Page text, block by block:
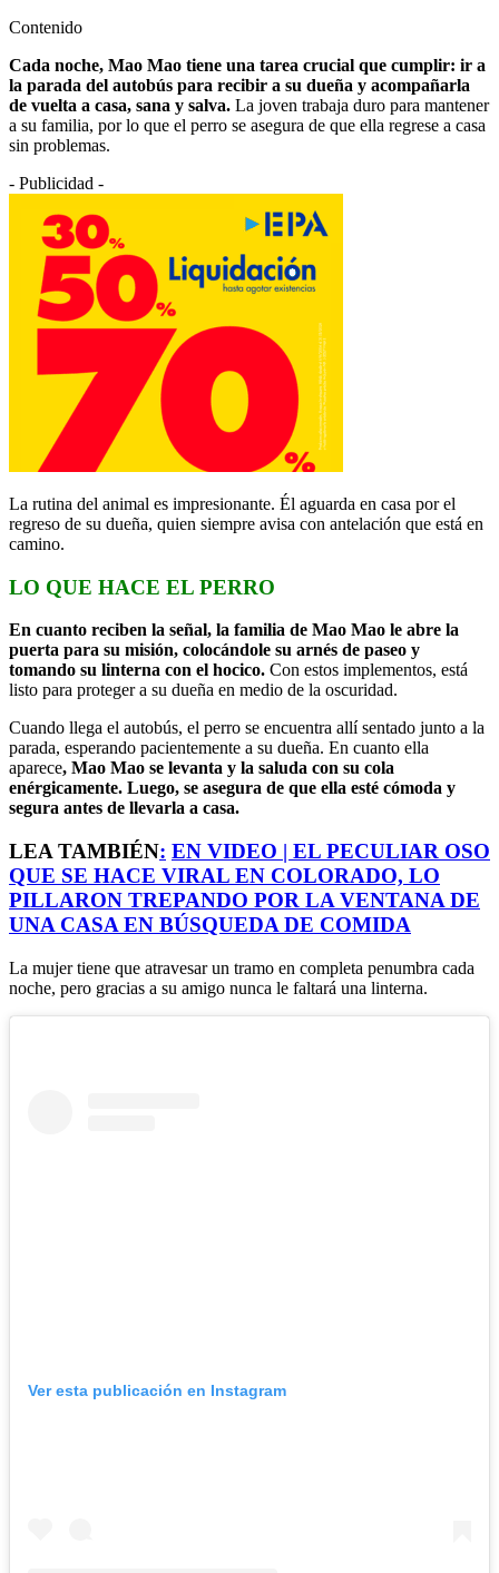
Contenido
Cada noche, Mao Mao tiene una tarea crucial que cumplir: ir a
la parada del autobús para recibir a su dueña y acompañarla
de vuelta a casa, sana y salva. La joven trabaja duro para mantener
a su familia, por lo que el perro se asegura de que ella regrese a casa
sin problemas.
- Publicidad -
La rutina del animal es impresionante. Él aguarda en casa por el
regreso de su dueña, quien siempre avisa con antelación que está en
camino.
LO QUE HACE EL PERRO
En cuanto reciben la señal, la familia de Mao Mao le abre la
puerta para su misión, colocándole su arnés de paseo y
tomando su linterna con el hocico. Con estos implementos, está
listo para proteger a su dueña en medio de la oscuridad.
Cuando llega el autobús, el perro se encuentra allí sentado junto a la
parada, esperando pacientemente a su dueña. En cuanto ella
aparece, Mao Mao se levanta y la saluda con su cola
enérgicamente. Luego, se asegura de que ella esté cómoda y
segura antes de llevarla a casa.
LEA TAMBIÉN: EN VIDEO | EL PECULIAR OSO
QUE SE HACE VIRAL EN COLORADO, LO
PILLARON TREPANDO POR LA VENTANA DE
UNA CASA EN BÚSQUEDA DE COMIDA
La mujer tiene que atravesar un tramo en completa penumbra cada
noche, pero gracias a su amigo nunca le faltará una linterna.
Ver esta publicación en Instagram